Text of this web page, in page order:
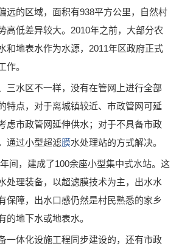
的区域，面积有938平方公里，自然村
高低差异较大。2010年之前，大部分农
和地表水作为水源，2011年区政府正式
作。
水区不一样，没有在管网上进行全部
特点，对于离城镇较近、市政管网可延
虑市政管网延伸供水；对于不具备市政
通过小型超滤膜水处理站的方式解决。
，建成了100余座小型集中式水站。这
处理装备，以超滤膜技术为主，出水水
保障，出水口感仍然是村民熟悉的家乡
的地下水或地表水。
体化设施工程同步建设的，还有市政